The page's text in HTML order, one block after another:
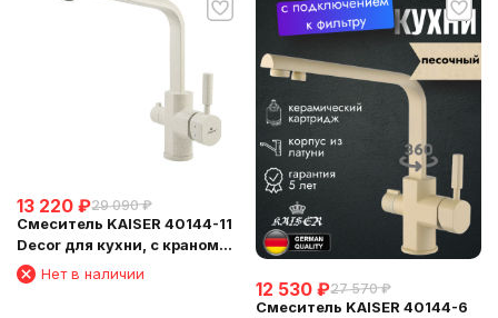
13 220 ₽29 090 ₽
Смеситель KAISER 40144-11
Decor для кухни, с краном
для питьевой воды,
бежевый мрамор
Нет в наличии
12 530 ₽27 570 ₽
Смеситель KAISER 40144-6